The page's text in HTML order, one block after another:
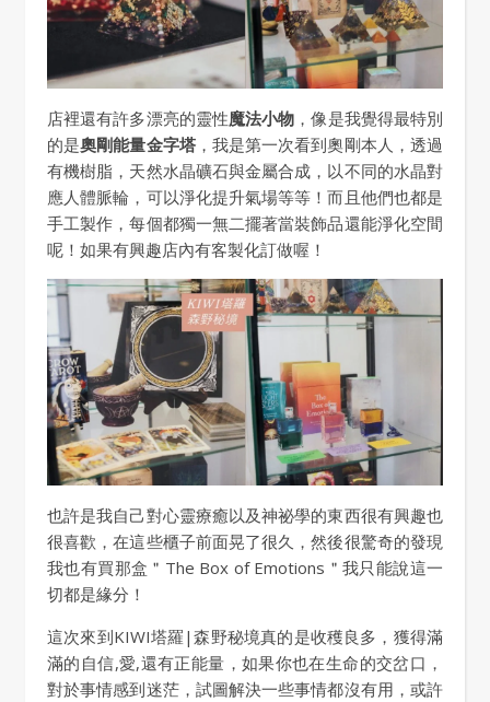
店裡還有許多漂亮的靈性魔法小物 ，像是我覺得最特別
的是奧剛能量金字塔，我是第一次看到奧剛本人，透過
有機樹脂，天然水晶礦石與金屬合成，以不同的水晶對
應人體脈輪，可以淨化提升氣場等等！而且他們也都是
手工製作，每個都獨一無二擺著當裝飾品還能淨化空間
呢！如果有興趣店內有客製化訂做喔！
也許是我自己對心靈療癒以及神祕學的東西很有興趣也
很喜歡，在這些櫃子前面晃了很久，然後很驚奇的發現
我也有買那盒＂The Box of Emotions＂我只能說這一
切都是緣分！
這次來到KIWI塔羅|森野秘境真的是收穫良多，獲得滿
滿的自信,愛,還有正能量，如果你也在生命的交岔口，
對於事情感到迷茫，試圖解決一些事情都沒有用，或許